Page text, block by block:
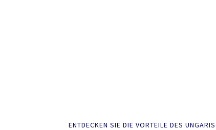
ENTDECKEN SIE DIE VORTEILE DES